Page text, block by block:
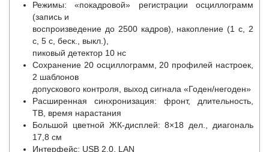
Режимы: «покадровой» регистрации осциллограмм
(запись и
воспроизведение до 2500 кадров), накопление (1 с, 2
с, 5 с, беск., выкл.),
пиковый детектор 10 нс
Сохранение 20 осциллограмм, 20 профилей настроек,
2 шаблонов
допускового контроля, выход сигнала «Годен/негоден»
Расширенная синхронизация: фронт, длительность,
ТВ, время нарастания
Большой цветной ЖК-дисплей: 8×18 дел., диагональ
17,8 см
Интерфейс: USB 2.0, LAN